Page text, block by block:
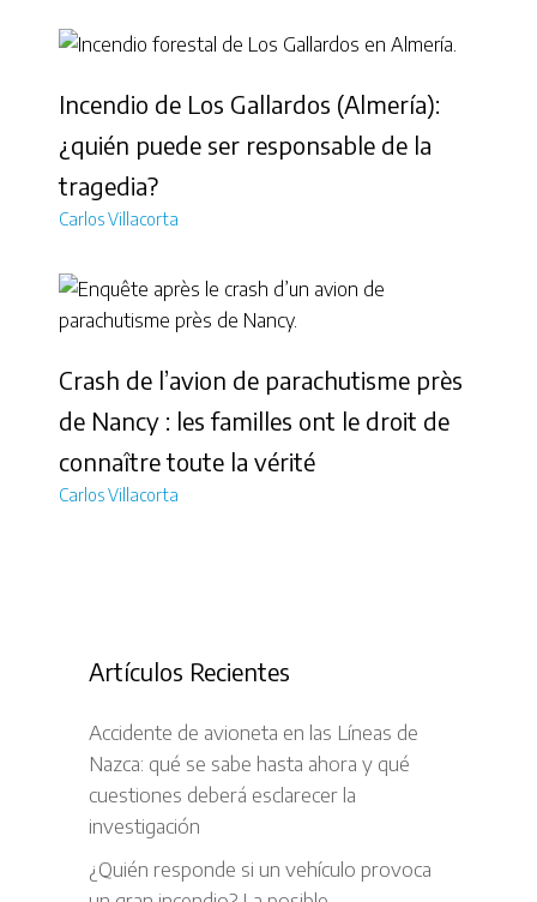
Incendio de Los Gallardos (Almería):
¿quién puede ser responsable de la
tragedia?
Carlos Villacorta
Crash de l’avion de parachutisme près
de Nancy : les familles ont le droit de
connaître toute la vérité
Carlos Villacorta
Artículos Recientes
Accidente de avioneta en las Líneas de
Nazca: qué se sabe hasta ahora y qué
cuestiones deberá esclarecer la
investigación
¿Quién responde si un vehículo provoca